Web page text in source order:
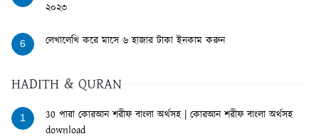
২০২৩
6 লেখালেখি করে মাসে ৬ হাজার টাকা ইনকাম করুন
HADITH & QURAN
1
30 পারা কোরআন শরীফ বাংলা অর্থসহ | কোরআন শরীফ বাংলা অর্থসহ
download